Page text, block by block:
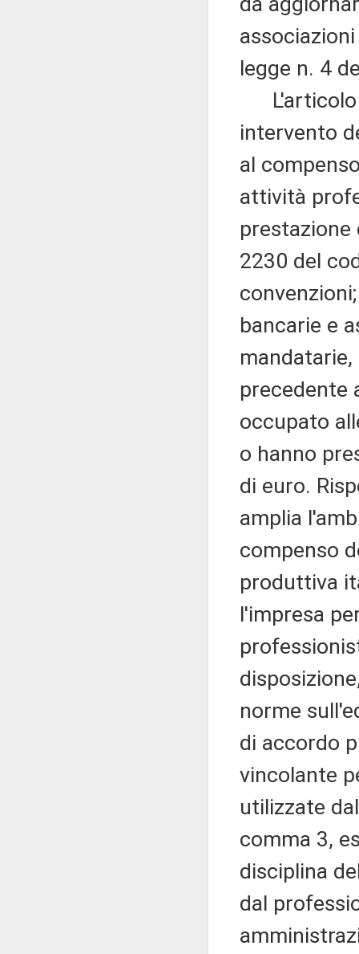
legge n. 4
L'articolo
intervento
al
attività
2230 del
bancarie e
precedente
occupato
o hanno
di euro.
amplia
compenso
produttiva
l'impresa
norme
di accordo
vincolante
utilizzate
comma 3,
disciplina
dal